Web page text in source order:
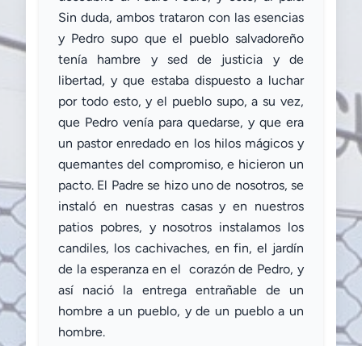
Sin duda, ambos trataron con las esencias
y Pedro supo que el pueblo salvadoreño
tenía hambre y sed de justicia y de
libertad, y que estaba dispuesto a luchar
por todo esto, y el pueblo supo, a su vez,
que Pedro venía para quedarse, y que era
un pastor enredado en los hilos mágicos y
quemantes del compromiso, e hicieron un
pacto. El Padre se hizo uno de nosotros, se
instaló en nuestras casas y en nuestros
patios pobres, y nosotros instalamos los
candiles, los cachivaches, en fin, el jardín
de la esperanza en el corazón de Pedro, y
así nació la entrega entrañable de un
hombre a un pueblo, y de un pueblo a un
hombre.